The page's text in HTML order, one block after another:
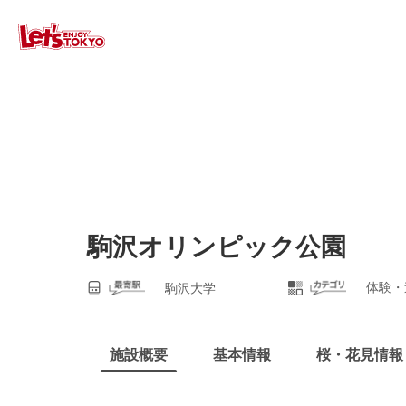
駒沢オリンピック公園
駒沢大学 体験
施設概要 基本情報 桜・花見情報